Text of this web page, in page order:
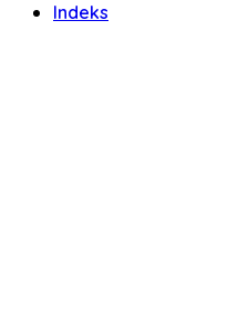
Indeks